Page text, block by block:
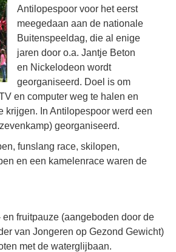
Antilopespoor voor het eerst
meegedaan aan de nationale
Buitenspeeldag, die al enige
jaren door o.a. Jantje Beton
en Nickelodeon wordt
georganiseerd. Doel is om
en computer weg te halen en
krijgen. In Antilopespoor werd een
georganiseerd.
funslang race, skilopen,
en een kamelenrace waren de
en fruitpauze (aangeboden door de
van Jongeren op Gezond Gewicht)
met de waterglijbaan.